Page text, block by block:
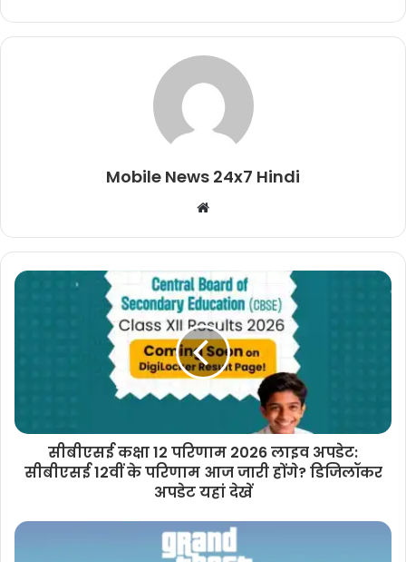
Mobile News 24x7 Hindi
Website
सीबीएसई कक्षा 12 परिणाम 2026 लाइव अपडेट:
सीबीएसई 12वीं के परिणाम आज जारी होंगे? डिजिलॉकर
अपडेट यहां देखें